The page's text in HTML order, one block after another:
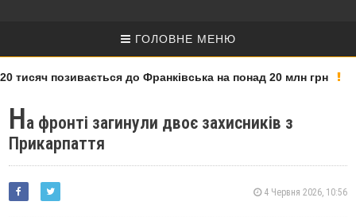
ГОЛОВНЕ МЕНЮ
позивається до Франківська на понад 20 млн грн
На фронті загинули двоє захисників з
Прикарпаття
4 Червня 2026, 10:56